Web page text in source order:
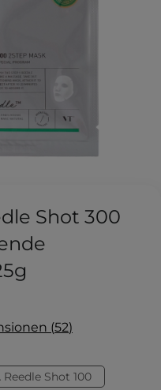
Shot 300
52
Shot 100